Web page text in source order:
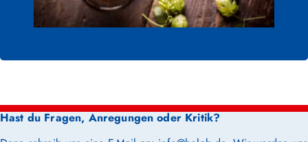
Hast du Fragen, Anregungen oder Kritik?